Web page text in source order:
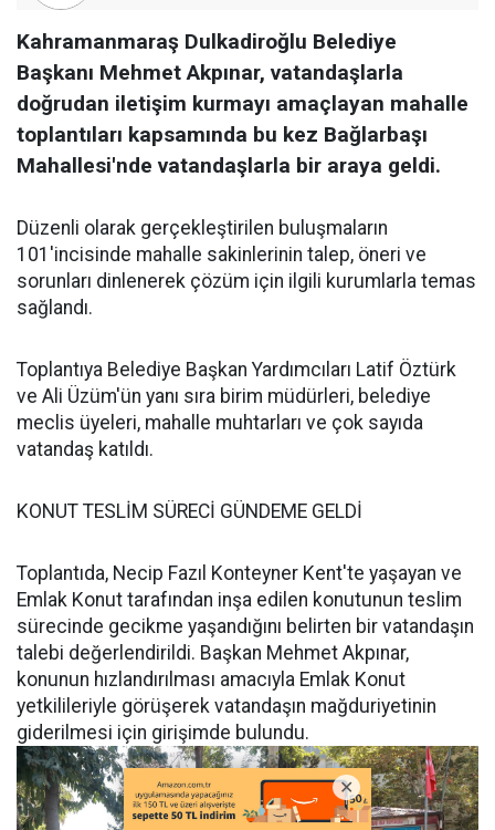
Kahramanmaraş Dulkadiroğlu Belediye
Başkanı Mehmet Akpınar, vatandaşlarla
doğrudan iletişim kurmayı amaçlayan mahalle
toplantıları kapsamında bu kez Bağlarbaşı
Mahallesi'nde vatandaşlarla bir araya geldi.
Düzenli olarak gerçekleştirilen buluşmaların
101'incisinde mahalle sakinlerinin talep, öneri ve
sorunları dinlenerek çözüm için ilgili kurumlarla temas
sağlandı.
Toplantıya Belediye Başkan Yardımcıları Latif Öztürk
ve Ali Üzüm'ün yanı sıra birim müdürleri, belediye
meclis üyeleri, mahalle muhtarları ve çok sayıda
vatandaş katıldı.
KONUT TESLİM SÜRECİ GÜNDEME GELDİ
Toplantıda, Necip Fazıl Konteyner Kent'te yaşayan ve
Emlak Konut tarafından inşa edilen konutunun teslim
sürecinde gecikme yaşandığını belirten bir vatandaşın
talebi değerlendirildi. Başkan Mehmet Akpınar,
konunun hızlandırılması amacıyla Emlak Konut
yetkilileriyle görüşerek vatandaşın mağduriyetinin
giderilmesi için girişimde bulundu.